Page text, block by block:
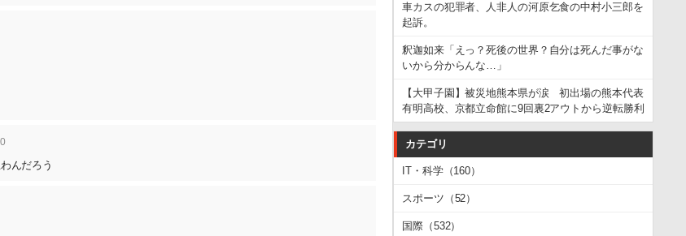
んだろう
車カスの犯罪者、人非人の河原乞食の中村小三郎を
起訴。
釈迦如来「えっ？死後の世界？自分は死んだ事がな
いから分からんな…」
【大甲子園】被災地熊本県が涙 初出場の熊本代表
有明高校、京都立命館に9回裏2アウトから逆転勝利
カテゴリ
IT・科学（160）
スポーツ（52）
国際（532）